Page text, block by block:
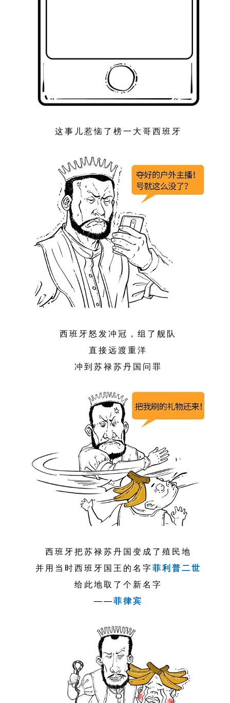
这事儿惹恼了榜一大哥西班牙
西班牙怒发冲冠，组了舰队
直接远渡重洋
冲到苏禄苏丹国问罪
西班牙把苏禄苏丹国变成了殖民地
并用当时西班牙国王的名字菲利普二世
给此地取了个新名字
——菲律宾